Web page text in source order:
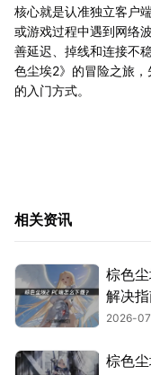
核心就是认准独立客户
或游戏过程中遇到网络
善延迟、掉线和连接不
色尘埃2》的冒险之旅
的入门方式。
相关资讯
棕色
解决指
2026-
棕色